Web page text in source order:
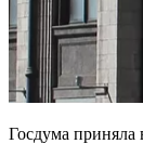
Госдума приняла